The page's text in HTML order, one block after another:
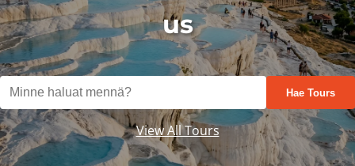
us
Hae Tours
View All Tours